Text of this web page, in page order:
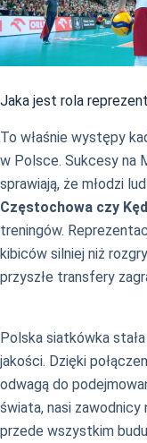
Jaka jest rola
To właśnie występy
w Polsce. Sukcesy na
sprawiają, że młodzi
Częstochowa czy
treningów.
kibiców silniej niż
przyszłe transfery
Polska siatkówka
jakości. Dzięki
odwagą do
świata, nasi zawodnicy
przede wszystkim